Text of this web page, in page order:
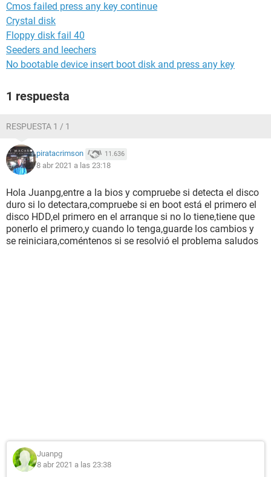
Cmos failed press any key continue
Crystal disk
Floppy disk fail 40
Seeders and leechers
No bootable device insert boot disk and press any key
1 respuesta
RESPUESTA 1 / 1
piratacrimson 11.636
8 abr 2021 a las 23:18
Hola Juanpg,entre a la bios y compruebe si detecta el disco
duro si lo detectara,compruebe si en boot está el primero el
disco HDD,el primero en el arranque si no lo tiene,tiene que
ponerlo el primero,y cuando lo tenga,guarde los cambios y
se reiniciara,coméntenos si se resolvió el problema saludos
Juanpg
8 abr 2021 a las 23:38